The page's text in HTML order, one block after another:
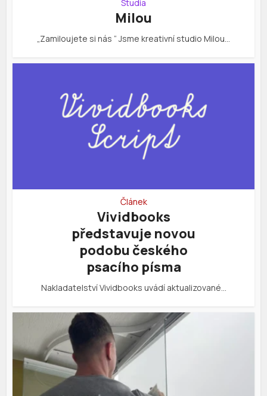
Studia
Milou
„Zamiloujete si nás “ Jsme kreativní studio Milou…
Článek
Vividbooks
představuje novou
podobu českého
psacího písma
Nakladatelství Vividbooks uvádí aktualizované…